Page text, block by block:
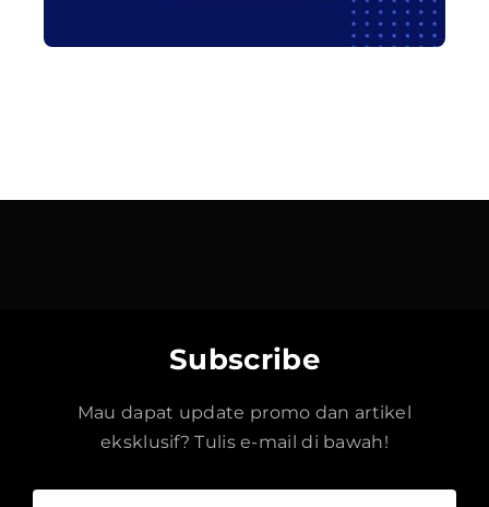
Subscribe
Mau dapat update promo dan artikel
eksklusif? Tulis e-mail di bawah!